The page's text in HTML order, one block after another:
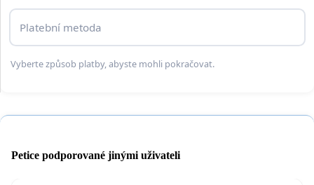
Platební metoda
Vyberte způsob platby, abyste mohli pokračovat.
Petice podporované jinými uživateli